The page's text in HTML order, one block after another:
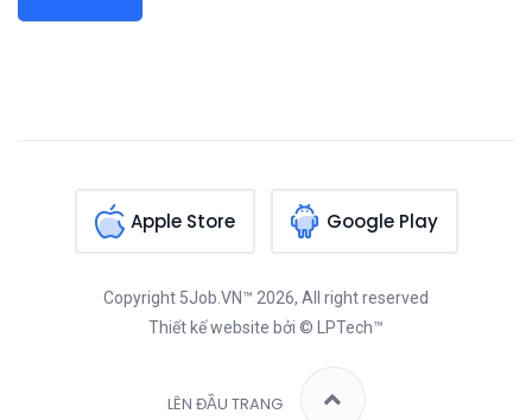
Apple Store Google Play
Copyright 5Job.VN™ 2026, All right reserved
Thiết kế website bởi © LPTech™
LÊN ĐẦU TRANG